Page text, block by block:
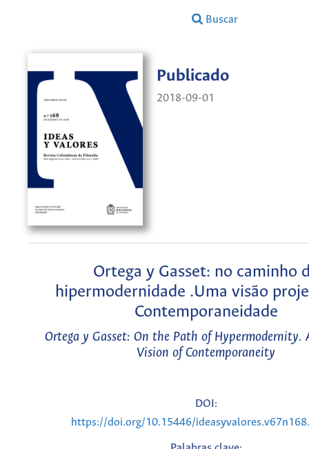
Buscar
Publicado
2018-09-01
Ortega y Gasset: no caminho
hipermodernidade .Uma visão
Contemporaneidade
Ortega y Gasset: On the Path of Hypermodernity.
Vision of Contemporaneity
DOI:
https://doi.org/10.15446/